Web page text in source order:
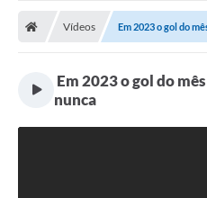
Vídeos Em 2023 o gol do
Em 2023 o gol do
nunca